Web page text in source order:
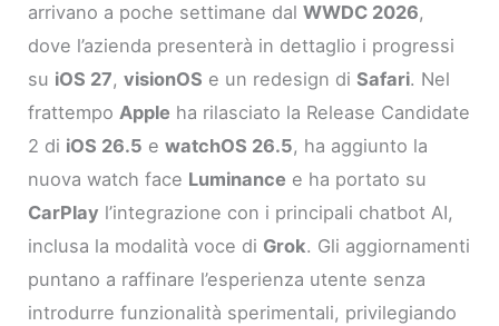
arrivano a poche settimane dalWWDC 2026,
dove l’azienda presenterà in dettaglio i progressi
su iOS 27,visionOS e un redesign diSafari. Nel
frattempoApple ha rilasciato la Release Candidate
2 di iOS 26.5 ewatchOS 26.5, ha aggiunto la
nuova watch face Luminance e ha portato su
CarPlay l’integrazione con i principali chatbot AI,
inclusa la modalità voce di Grok. Gli aggiornamenti
puntano a raffinare l’esperienza utente senza
introdurre funzionalità sperimentali, privilegiando